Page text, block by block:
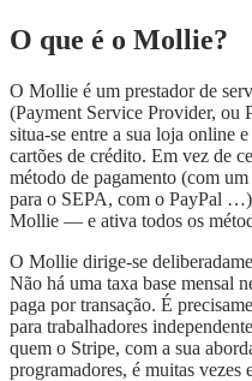
O que é o Mollie?
O Mollie é um prestador de
(Payment Service Provider, ou
situa-se entre a sua loja online
cartões de crédito. Em vez de
método de pagamento (com
para o SEPA, com o PayPal
Mollie — e ativa todos os
O Mollie dirige-se
Não há uma taxa base
paga por transação. É
para trabalhadores
quem o Stripe, com a sua
programadores, é muitas vezes